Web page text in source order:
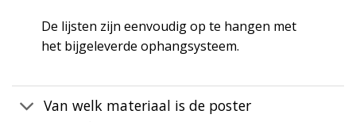
De lijsten zijn eenvoudig op te hangen met
het bijgeleverde ophangsysteem.
Van welk materiaal is de poster